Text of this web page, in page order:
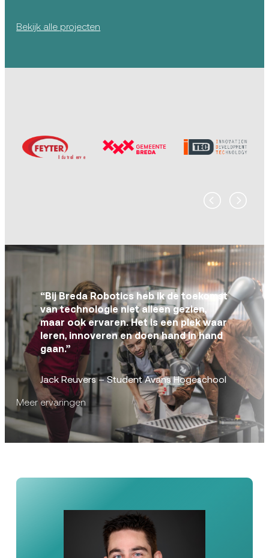
Bekijk alle projecten
“Bij Breda Robotics heb ik de toekomst
van technologie niet alleen gezien,
maar ook ervaren. Het is een plek waar
leren, innoveren en doen hand in hand
gaan.”
Jack Reuvers – Student Avans Hogeschool
Meer ervaringen